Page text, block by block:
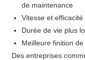
de maintenance
Vitesse et
Durée de vie plus
Meilleure finition
Des entreprises